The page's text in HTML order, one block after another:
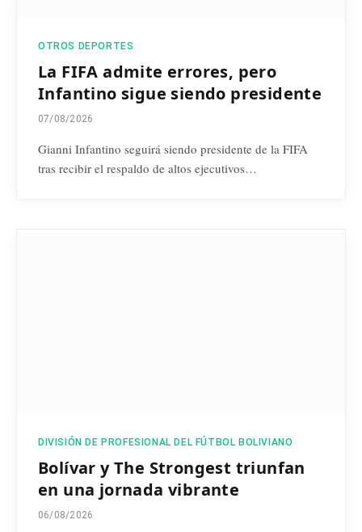
OTROS DEPORTES
La FIFA admite errores, pero
Infantino sigue siendo presidente
07/08/2026
Gianni Infantino seguirá siendo presidente de la FIFA
tras recibir el respaldo de altos ejecutivos…
DIVISIÓN DE PROFESIONAL DEL FÚTBOL BOLIVIANO
Bolívar y The Strongest triunfan
en una jornada vibrante
06/08/2026